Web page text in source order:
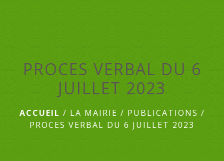
PROCES VERBAL DU 6
JUILLET 2023
ACCUEIL / LA MAIRIE / PUBLICATIONS /
PROCES VERBAL DU 6 JUILLET 2023